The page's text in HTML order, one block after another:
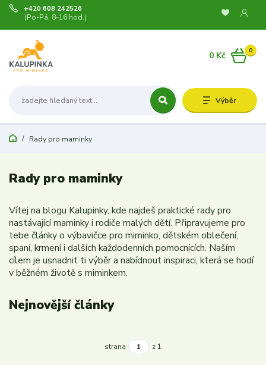
Výběr
+420 608 242526
(Po-Pá, 8-16 hod.)
0
0 Kč
Rady pro maminky
Rady pro maminky
Vítej na blogu Kalupinky, kde najdeš praktické rady pro
nastávající maminky i rodiče malých dětí. Připravujeme pro
tebe články o výbavičce pro miminko, dětském oblečení,
spaní, krmení i dalších každodenních pomocnících. Naším
cílem je usnadnit ti výběr a nabídnout inspiraci, která se hodí
v běžném životě s miminkem.
Nejnovější články
strana z 1